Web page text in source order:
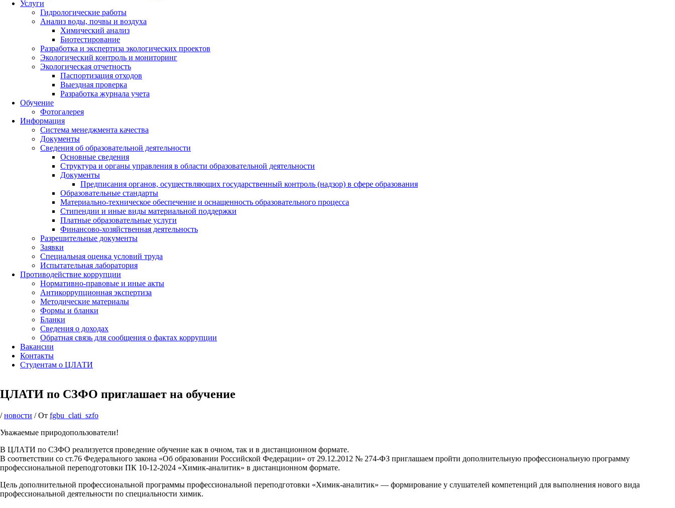
Услуги
Гидрологические работы
Анализ воды, почвы и воздуха
Химический анализ
Биотестирование
Разработка и экспертиза экологических проектов
Экологический контроль и мониторинг
Экологическая отчетность
Паспортизация отходов
Выездная проверка
Разработка журнала учета
Обучение
Фотогалерея
Информация
Система менеджмента качества
Документы
Сведения об образовательной деятельности
Основные сведения
Структура и органы управления в области образовательной деятельности
Документы
Предписания органов, осуществляющих государственный контроль (надзор) в сфере образования
Образовательные стандарты
Материально-техническое обеспечение и оснащенность образовательного процесса
Стипендии и иные виды материальной поддержки
Платные образовательные услуги
Финансово-хозяйственная деятельность
Разрешительные документы
Заявки
Специальная оценка условий труда
Испытательная лаборатория
Противодействие коррупции
Нормативно-правовые и иные акты
Антикоррупционная экспертиза
Методические материалы
Формы и бланки
Бланки
Сведения о доходах
Обратная связь для сообщения о фактах коррупции
Вакансии
Контакты
Студентам о ЦЛАТИ
ЦЛАТИ по СЗФО приглашает на обучение
/новости / От fgbu_clati_szfo
Уважаемые природопользователи!
В ЦЛАТИ по СЗФО реализуется проведение обучение как в очном, так и в дистанционном формате.
В соответствии со ст.76 Федерального закона «Об образовании Российской Федерации» от 29.12.2012 № 274-ФЗ приглашаем пройти дополнительную профессиональную программу
профессиональной переподготовки ПК 10-12-2024 «Химик-аналитик» в дистанционном формате.
Цель дополнительной профессиональной программы профессиональной переподготовки «Химик-аналитик» — формирование у слушателей компетенций для выполнения нового вида
профессиональной деятельности по специальности химик.